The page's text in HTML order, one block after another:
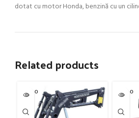
dotat cu motor Honda, benzină cu un
Related products
SOLD O
UT
SOLD O
UT